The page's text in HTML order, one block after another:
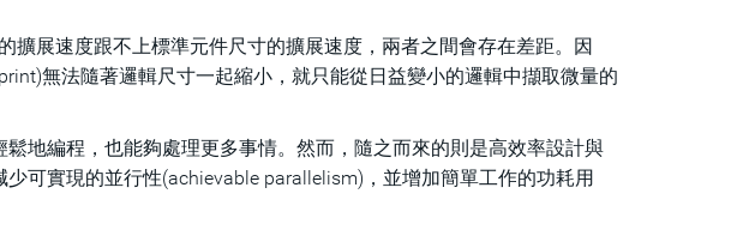
擴展速度跟不上標準元件尺寸的擴展速度，兩者之間會存在差距。因
無法隨著邏輯尺寸一起縮小，就只能從日益變小的邏輯中擷取微量的
地編程，也能夠處理更多事情。然而，隨之而來的則是高效率設計與
可實現的並行性(achievable parallelism)，並增加簡單工作的功耗用